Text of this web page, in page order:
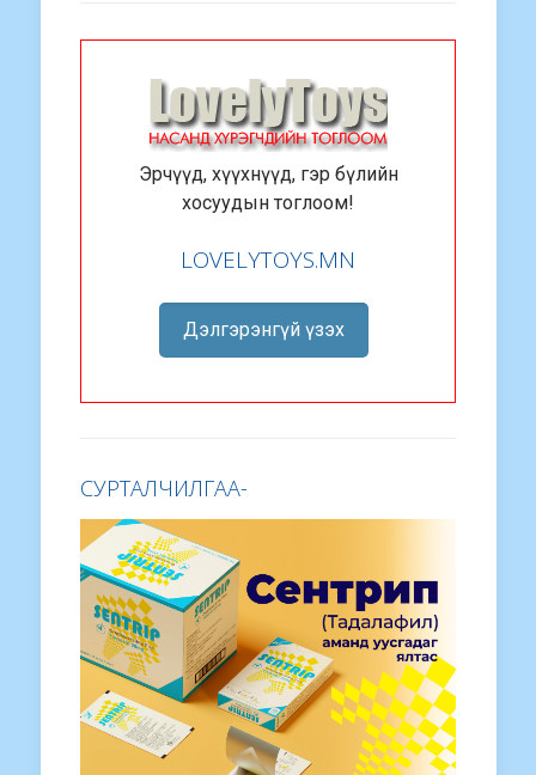
Эрчүүд, хүүхнүүд, гэр бүлийн
хосуудын тоглоом!
LOVELYTOYS.MN
Дэлгэрэнгүй үзэх
СУРТАЛЧИЛГАА-